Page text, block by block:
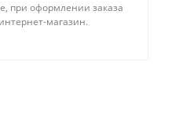
при оформлении заказа
магазин.